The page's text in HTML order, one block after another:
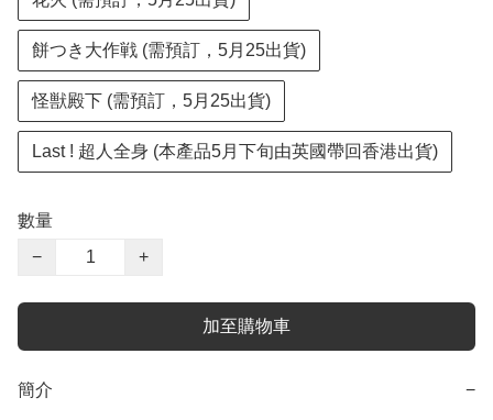
餅つき大作戦 (需預訂，5月25出貨)
怪獣殿下 (需預訂，5月25出貨)
Last ! 超人全身 (本產品5月下旬由英國帶回香港出貨)
數量
−
+
加至購物車
簡介 −